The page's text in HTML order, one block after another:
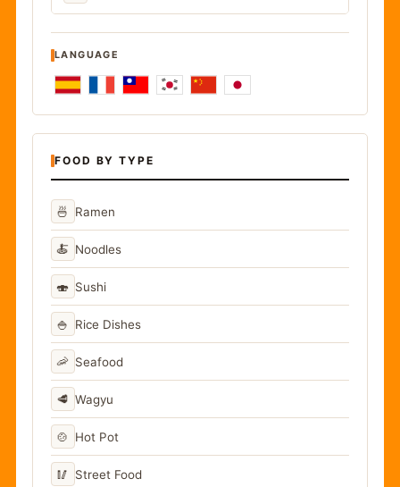
LANGUAGE
FOOD BY TYPE
🍜 Ramen
🍝 Noodles
🍣 Sushi
🍚 Rice Dishes
🦐 Seafood
🥩 Wagyu
🍲 Hot Pot
🥢 Street Food